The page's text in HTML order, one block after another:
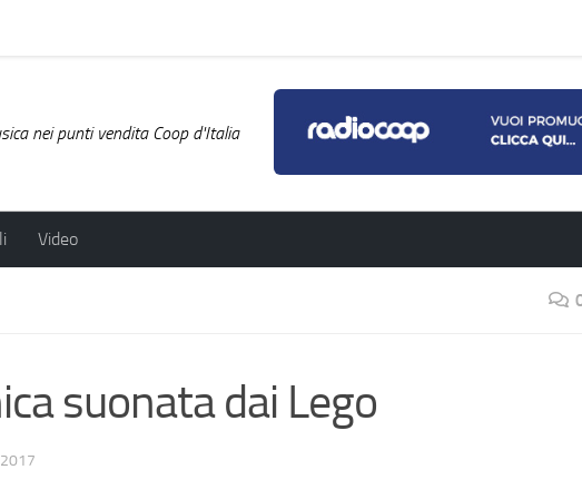
nei punti vendita Coop d'Italia
Video
suonata dai Lego